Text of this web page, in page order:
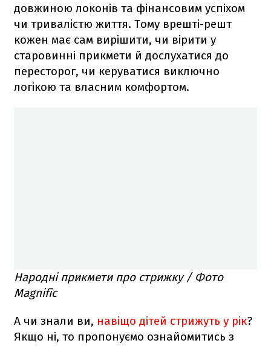
довжиною локонів та фінансовим успіхом
чи тривалістю життя. Тому врешті-решт
кожен має сам вирішити, чи вірити у
старовинні прикмети й дослухатися до
пересторог, чи керуватися виключно
логікою та власним комфортом.
Народні прикмети про стрижку / Фото
Magnific
А чи знали ви, навіщо дітей стрижуть у рік?
Якщо ні, то пропонуємо ознайомитись з